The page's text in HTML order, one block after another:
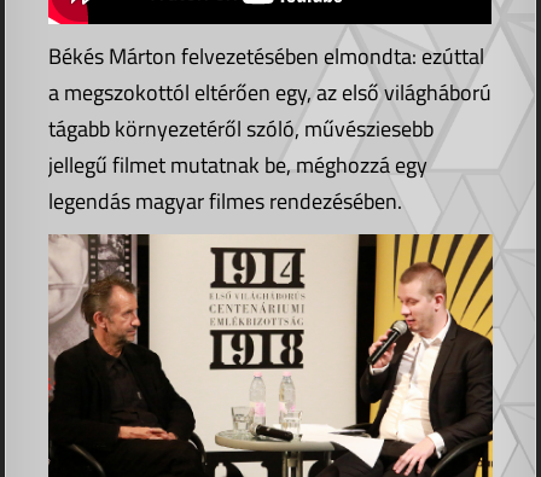
Békés Márton felvezetésében elmondta: ezúttal
a megszokottól eltérően egy, az első világháború
tágabb környezetéről szóló, művésziesebb
jellegű filmet mutatnak be, méghozzá egy
legendás magyar filmes rendezésében.